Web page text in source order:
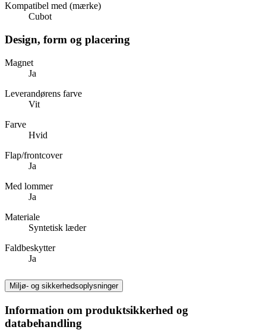
Kompatibel med (mærke)
Cubot
Design, form og placering
Magnet
Ja
Leverandørens farve
Vit
Farve
Hvid
Flap/frontcover
Ja
Med lommer
Ja
Materiale
Syntetisk læder
Faldbeskytter
Ja
Miljø- og sikkerhedsoplysninger
Information om produktsikkerhed og
databehandling